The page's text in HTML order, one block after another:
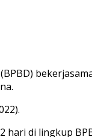
hari di lingkup